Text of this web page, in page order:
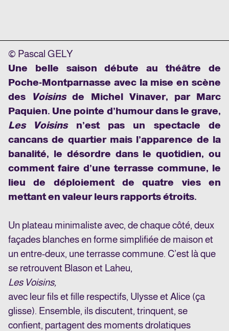
© Pascal GELY
Une belle saison débute au théâtre de
Poche-Montparnasse avec la mise en scène
des
Voisinsde Michel Vinaver, par Marc
Paquien. Une pointe d’humour dans le grave,
Les Voisinsn’est pas un spectacle de
cancans de quartier mais l’apparence de la
banalité, le désordre dans le quotidien, ou
comment faire d’une terrasse commune, le
lieu de déploiement de quatre vies en
mettant en valeur leurs rapports étroits.
Un plateau minimaliste avec, de chaque côté, deux
façades blanches en forme simplifiée de maison et
un entre-deux, une terrasse commune. C’est là que
se retrouvent Blason et Laheu,
Les Voisins,
avec leur fils et fille respectifs, Ulysse et Alice (ça
glisse). Ensemble, ils discutent, trinquent, se
confient, partagent des moments drolatiques